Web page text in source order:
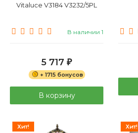
Vitaluce V3184 V3232/5PL
В наличии 1
5 717 ₽
+ 1715 бонусов
В корзину
Хит! Хит!